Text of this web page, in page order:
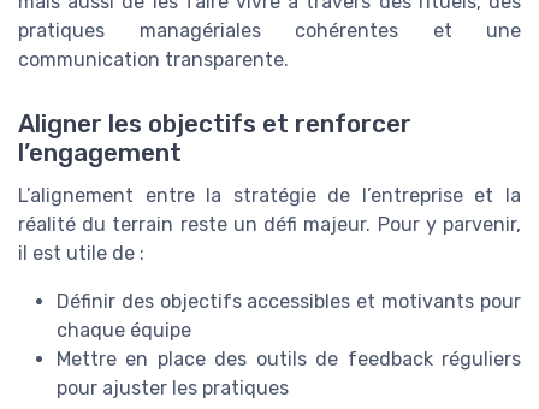
pratiques managériales cohérentes et une
communication transparente.
Aligner les objectifs et renforcer
l’engagement
L’alignement entre la stratégie de l’entreprise et la
réalité du terrain reste un défi majeur. Pour y parvenir,
il est utile de :
Définir des objectifs accessibles et motivants pour
chaque équipe
Mettre en place des outils de feedback réguliers
pour ajuster les pratiques